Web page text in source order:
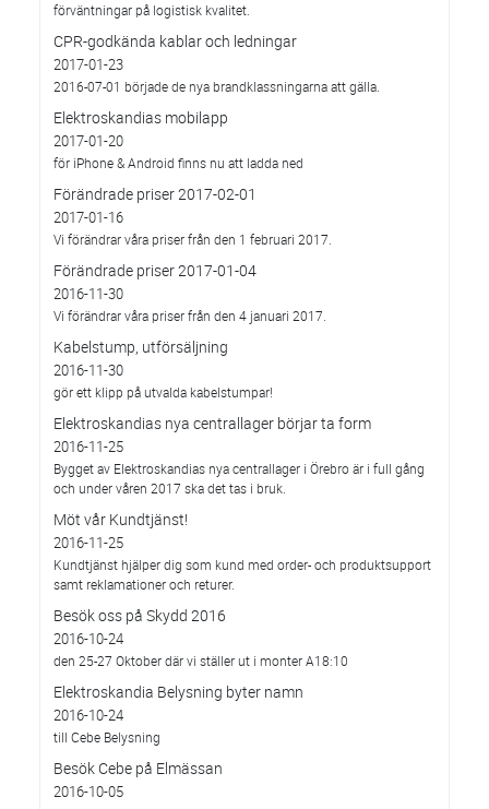
förväntningar på logistisk kvalitet.
CPR-godkända kablar och ledningar
2017-01-23
2016-07-01 började de nya brandklassningarna att gälla.
Elektroskandias mobilapp
2017-01-20
för iPhone & Android finns nu att ladda ned
Förändrade priser 2017-02-01
2017-01-16
Vi förändrar våra priser från den 1 februari 2017.
Förändrade priser 2017-01-04
2016-11-30
Vi förändrar våra priser från den 4 januari 2017.
Kabelstump, utförsäljning
2016-11-30
gör ett klipp på utvalda kabelstumpar!
Elektroskandias nya centrallager börjar ta form
2016-11-25
Bygget av Elektroskandias nya centrallager i Örebro är i full gång
och under våren 2017 ska det tas i bruk.
Möt vår Kundtjänst!
2016-11-25
Kundtjänst hjälper dig som kund med order- och produktsupport
samt reklamationer och returer.
Besök oss på Skydd 2016
2016-10-24
den 25-27 Oktober där vi ställer ut i monter A18:10
Elektroskandia Belysning byter namn
2016-10-24
till Cebe Belysning
Besök Cebe på Elmässan
2016-10-05